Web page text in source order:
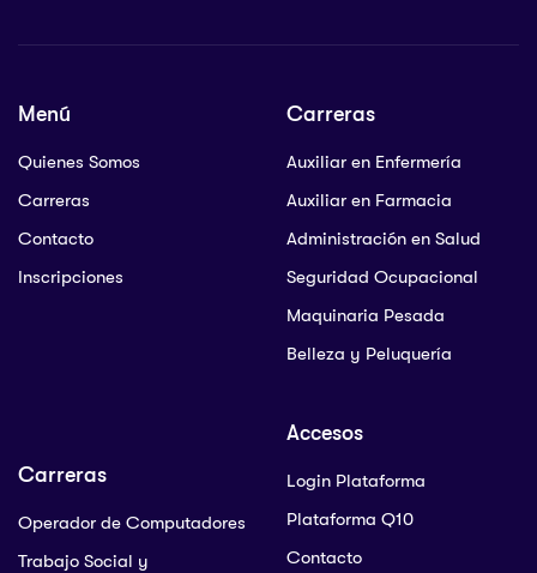
Menú
Quienes Somos
Carreras
Contacto
Inscripciones
Carreras
Auxiliar en Enfermería
Auxiliar en Farmacia
Administración en Salud
Seguridad Ocupacional
Maquinaria Pesada
Belleza y Peluquería
Carreras
Operador de Computadores
Trabajo Social y
Accesos
Login Plataforma
Plataforma Q10
Contacto